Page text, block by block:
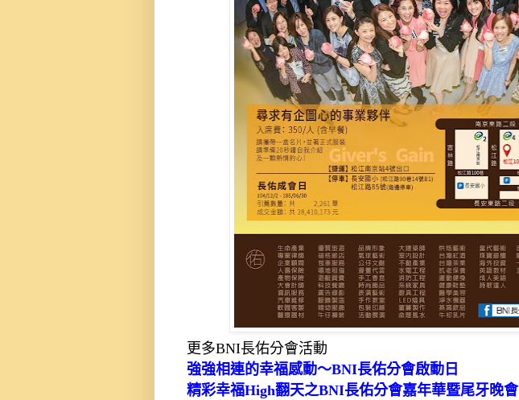
更多BNI長佑分會活動
強強相連的幸福感動～BNI長佑分會啟動日
精彩幸福High翻天之BNI長佑分會嘉年華暨尾牙晚會